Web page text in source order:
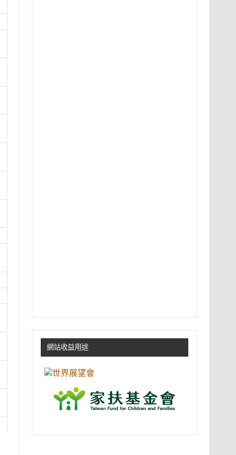
網站收益用途